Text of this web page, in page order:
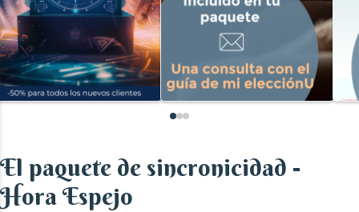
El paquete de sincronicidad -
Hora Espejo